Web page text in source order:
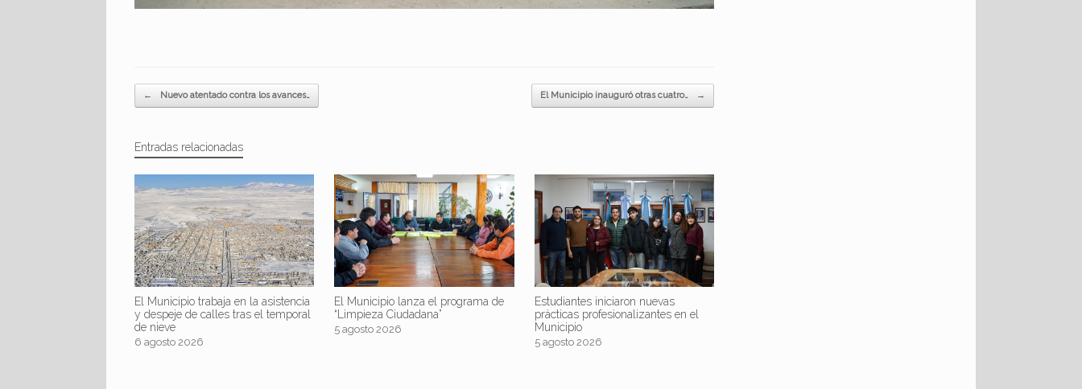
Navegador de artículos
← Nuevo atentado contra los avances… El Municipio inauguró otras cuatro… →
Entradas relacionadas
El Municipio trabaja en la asistencia
y despeje de calles tras el temporal
de nieve
6 agosto 2026
El Municipio lanza el programa de
“Limpieza Ciudadana”
5 agosto 2026
Estudiantes iniciaron nuevas
prácticas profesionalizantes en el
Municipio
5 agosto 2026